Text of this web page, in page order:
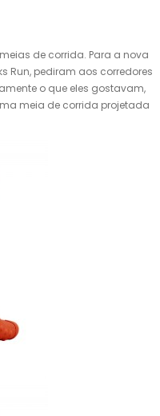
de corrida. Para a nova
Run, pediram aos corredores
o que eles gostavam,
meia de corrida projetada